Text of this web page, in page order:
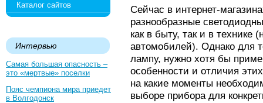
Каталог сайтов
Интервью
Самая большая опасность –
это «мертвые» поселки
Пояс чемпиона мира приедет
в Волгодонск
Сейчас в интернет-
разнообразные
как в быту, так и в технике
автомобилей). Однако для
лампу, нужно хотя бы
особенности и отличия
на какие моменты
выборе прибора для